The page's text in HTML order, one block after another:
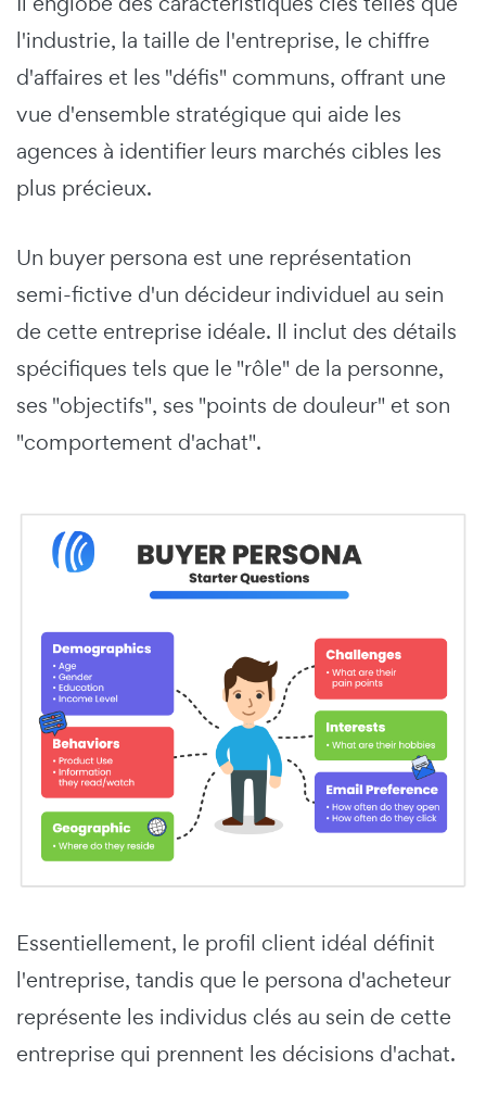
l'industrie, la taille de l'entreprise, le chiffre
d'affaires et les "défis" communs, offrant une
vue d'ensemble stratégique qui aide les
agences à identifier leurs marchés cibles les
plus précieux.
Un buyer persona est une représentation
semi-fictive d'un décideur individuel au sein
de cette entreprise idéale. Il inclut des détails
spécifiques tels que le "rôle" de la personne,
ses "objectifs", ses "points de douleur" et son
"comportement d'achat".
Essentiellement, le profil client idéal définit
l'entreprise, tandis que le persona d'acheteur
représente les individus clés au sein de cette
entreprise qui prennent les décisions d'achat.